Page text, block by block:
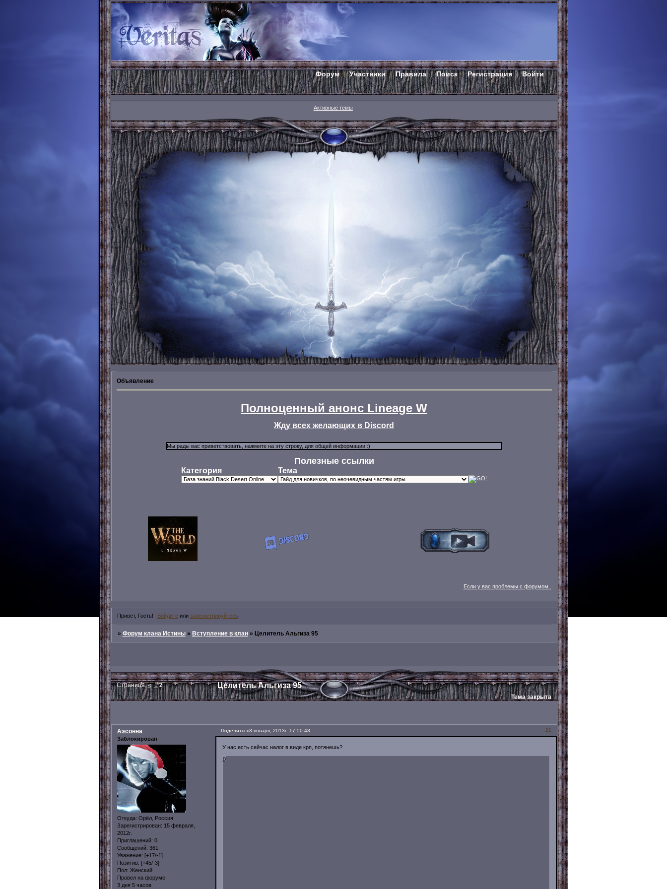
Форум Участники Правила Поиск Регистрация Войти
Активные темы
Объявление
Полноценный анонс Lineage W
Жду всех желающих в Discord
Полезные ссылки
Категория Тема
Если у вас проблемы с форумом..
Привет, Гость! Войдите или зарегистрируйтесь
» Форум клана Истины » Вступление в клан » Целитель Альгиза 95
Целитель Альгиза 95
Страница:« 1 2
Тема закрыта
Поделиться 21
3 января, 2013г. 17:50:43
Аэсонна
Заблокирован
Откуда: Орёл, Россия
Зарегистрирован: 15 февраля,
2012г.
Приглашений: 0
Сообщений: 361
Уважение: [+17/-1]
Позитив: [+45/-3]
Пол: Женский
Провел на форуме:
3 дня 5 часов
У нас есть сейчас налог в виде крп, потянешь?
0